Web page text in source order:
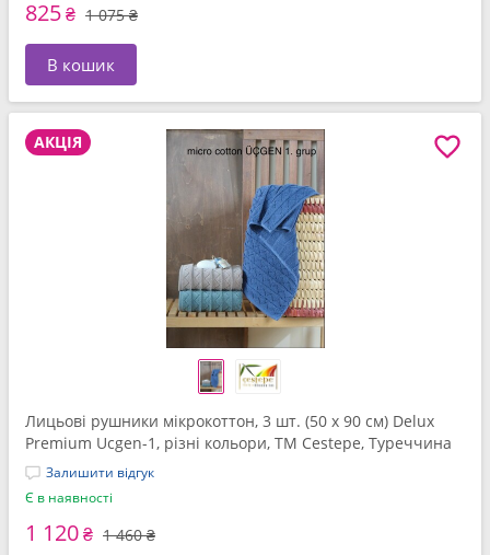
825₴ 1 075 ₴
В кошик
АКЦІЯ
Лицьові рушники мікрокоттон, 3 шт. (50 x 90 см) Delux
Premium Ucgen-1, різні кольори, ТМ Cestepe, Туреччина
Залишити відгук
Є в наявності
1 120₴ 1 460 ₴